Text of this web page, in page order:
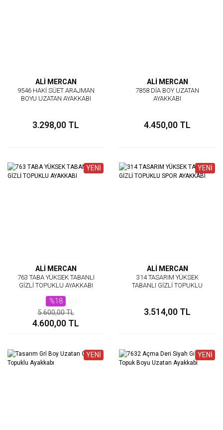
ALİ MERCAN
9546 HAKİ SÜET ARAJMAN
BOYU UZATAN AYAKKABI
3.298,00 TL
ALİ MERCAN
7858 DİA BOY UZATAN
AYAKKABI
4.450,00 TL
YENİ
ALİ MERCAN
763 TABA YÜKSEK TABANLI
GİZLİ TOPUKLU AYAKKABI
%18
4.600,00 TL
5.600,00 TL
YENİ
ALİ MERCAN
314 TASARIM YÜKSEK
TABANLI GİZLİ TOPUKLU
3.514,00 TL
YENİ YENİ